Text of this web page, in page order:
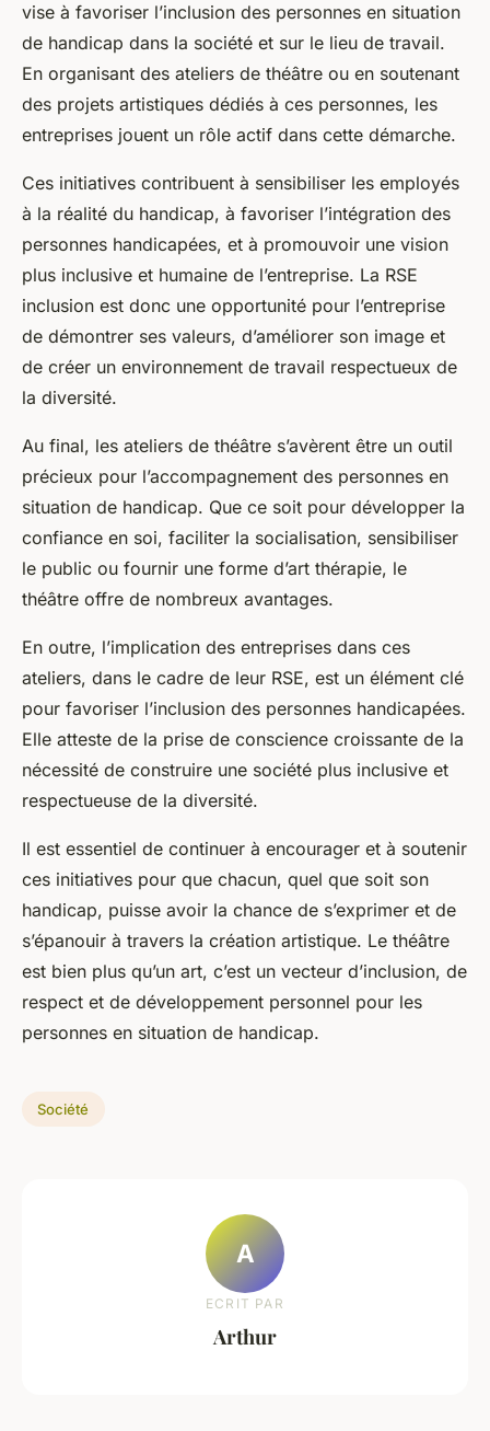
vise à favoriser l’inclusion des personnes en situation
de handicap dans la société et sur le lieu de travail.
En organisant des ateliers de théâtre ou en soutenant
des projets artistiques dédiés à ces personnes, les
entreprises jouent un rôle actif dans cette démarche.
Ces initiatives contribuent à sensibiliser les employés
à la réalité du handicap, à favoriser l’intégration des
personnes handicapées, et à promouvoir une vision
plus inclusive et humaine de l’entreprise. La RSE
inclusion est donc une opportunité pour l’entreprise
de démontrer ses valeurs, d’améliorer son image et
de créer un environnement de travail respectueux de
la diversité.
Au final, les ateliers de théâtre s’avèrent être un outil
précieux pour l’accompagnement des personnes en
situation de handicap. Que ce soit pour développer la
confiance en soi, faciliter la socialisation, sensibiliser
le public ou fournir une forme d’art thérapie, le
théâtre offre de nombreux avantages.
En outre, l’implication des entreprises dans ces
ateliers, dans le cadre de leur RSE, est un élément clé
pour favoriser l’inclusion des personnes handicapées.
Elle atteste de la prise de conscience croissante de la
nécessité de construire une société plus inclusive et
respectueuse de la diversité.
Il est essentiel de continuer à encourager et à soutenir
ces initiatives pour que chacun, quel que soit son
handicap, puisse avoir la chance de s’exprimer et de
s’épanouir à travers la création artistique. Le théâtre
est bien plus qu’un art, c’est un vecteur d’inclusion, de
respect et de développement personnel pour les
personnes en situation de handicap.
Société
A
ECRIT PAR
Arthur